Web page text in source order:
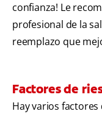
confianza! Le
profesional de la
reemplazo que
Factores de
Hay varios